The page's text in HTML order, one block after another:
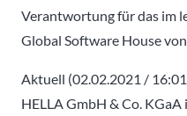
Verantwortung für das im
Global Software House
Aktuell (02.02.2021 /
HELLA GmbH & Co.